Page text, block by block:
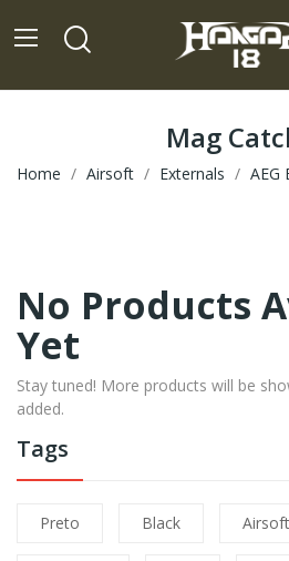
Mag
Home Airsoft Externals AEG
Tags
Preto Black Airsoft
No Products
Yet
Stay tuned! More products will be
added.